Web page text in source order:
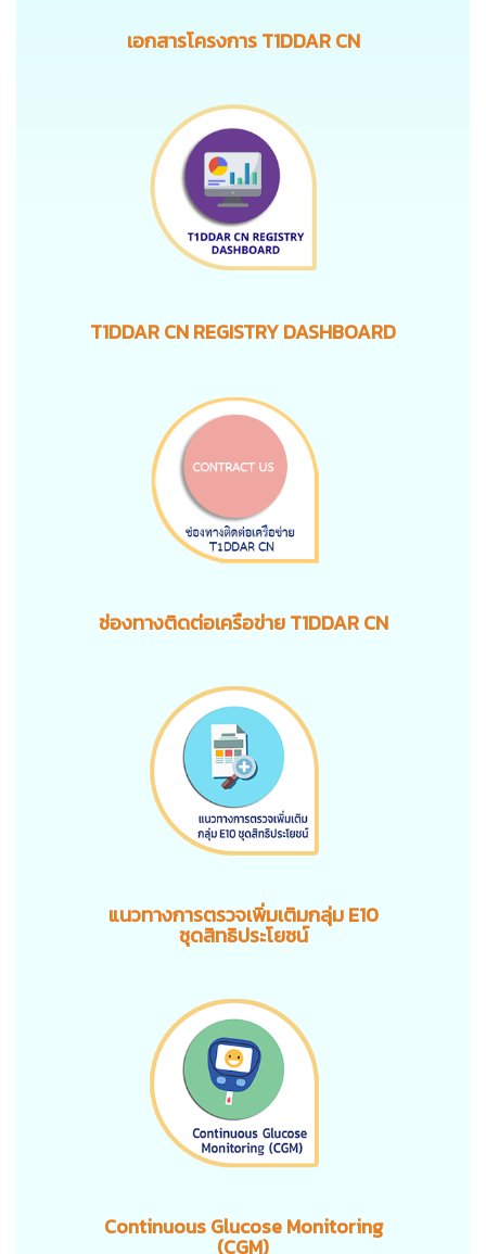
เอกสารโครงการ T1DDAR CN
T1DDAR CN REGISTRY DASHBOARD
ช่องทางติดต่อเครือข่าย T1DDAR CN
แนวทางการตรวจเพิ่มเติมกลุ่ม E10
ชุดสิทธิประโยชน์
Continuous Glucose Monitoring
(CGM)